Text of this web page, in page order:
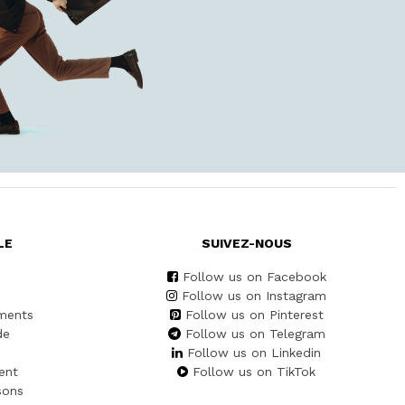
SUIVEZ-NOUS
Follow us on Facebook
Follow us on Instagram
Follow us on Pinterest
Follow us on Telegram
Follow us on Linkedin
Follow us on TikTok